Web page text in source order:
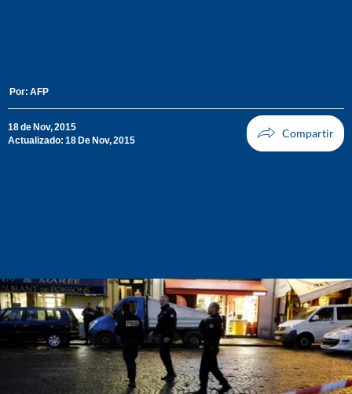
Por: AFP
18 de Nov, 2015
Actualizado: 18 De Nov, 2015